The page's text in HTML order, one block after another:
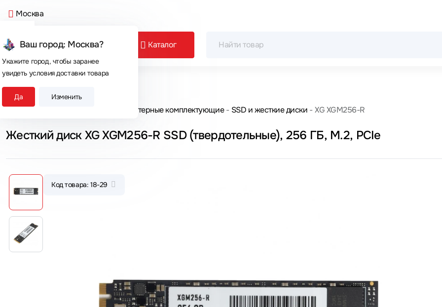
Москва
Ваш город: Москва?
Укажите город, чтобы заранее
увидеть условия доставки товара
Да Изменить
Каталог
Сегодня покупают
Главная Компьютерные комплектующие SSD и жесткие диски XG XGM256-R
Жесткий диск XG XGM256-R SSD (твердотельные), 256 ГБ, M.2, PCIe
Код товара: 18-29